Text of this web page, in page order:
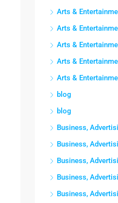
Arts &
Arts &
Arts &
Arts &
Arts &
blog
blog
Business,
Business,
Business,
Business,
Business,